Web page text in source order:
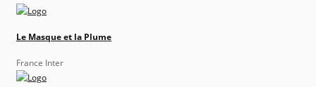
Le Masque et la Plume
France Inter